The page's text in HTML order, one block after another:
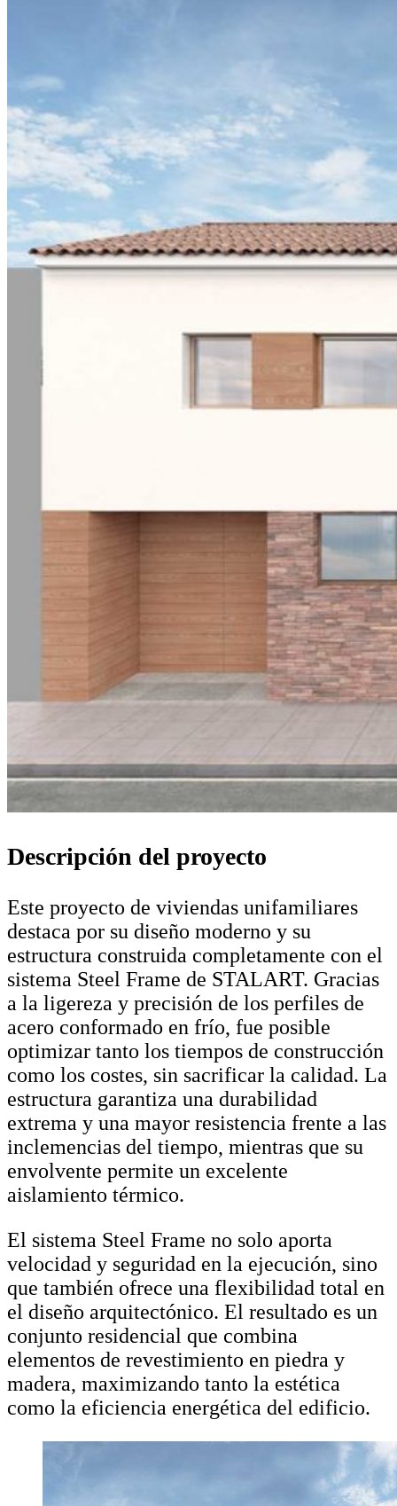
Descripción del proyecto
Este proyecto de viviendas unifamiliares
destaca por su diseño moderno y su
estructura construida completamente con el
sistema Steel Frame de STALART. Gracias
a la ligereza y precisión de los perfiles de
acero conformado en frío, fue posible
optimizar tanto los tiempos de construcción
como los costes, sin sacrificar la calidad. La
estructura garantiza una durabilidad
extrema y una mayor resistencia frente a las
inclemencias del tiempo, mientras que su
envolvente permite un excelente
aislamiento térmico.
El sistema Steel Frame no solo aporta
velocidad y seguridad en la ejecución, sino
que también ofrece una flexibilidad total en
el diseño arquitectónico. El resultado es un
conjunto residencial que combina
elementos de revestimiento en piedra y
madera, maximizando tanto la estética
como la eficiencia energética del edificio.